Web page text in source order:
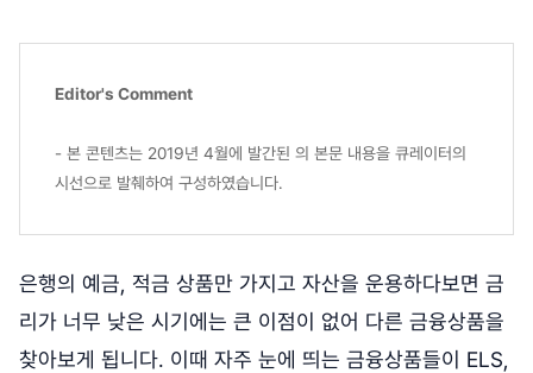
Editor's Comment
- 본 콘텐츠는 2019년 4월에 발간된 의 본문 내용을 큐레이터의
시선으로 발췌하여 구성하였습니다.
은행의 예금, 적금 상품만 가지고 자산을 운용하다보면 금
리가 너무 낮은 시기에는 큰 이점이 없어 다른 금융상품을
찾아보게 됩니다. 이때 자주 눈에 띄는 금융상품들이 ELS,